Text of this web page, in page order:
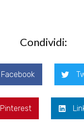
Condividi:
Facebook
Pinterest